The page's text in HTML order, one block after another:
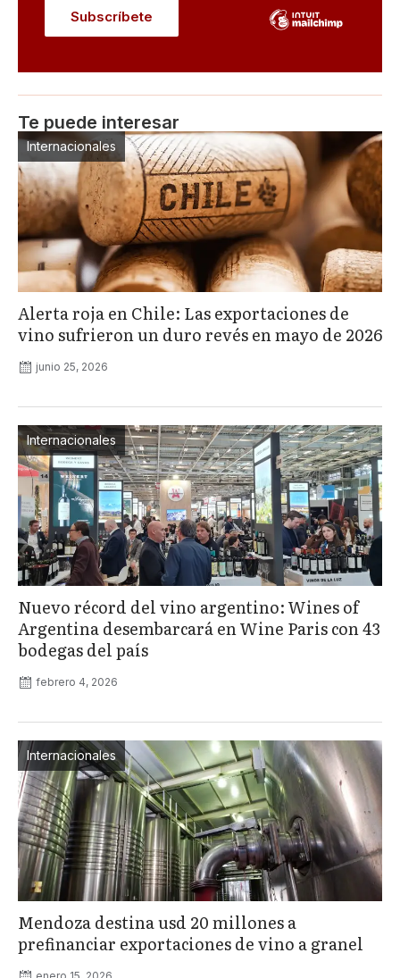
Te puede interesar
Internacionales
Alerta roja en Chile: Las exportaciones de
vino sufrieron un duro revés en mayo de 2026
junio 25, 2026
Internacionales
Nuevo récord del vino argentino: Wines of
Argentina desembarcará en Wine Paris con 43
bodegas del país
febrero 4, 2026
Internacionales
Mendoza destina usd 20 millones a
prefinanciar exportaciones de vino a granel